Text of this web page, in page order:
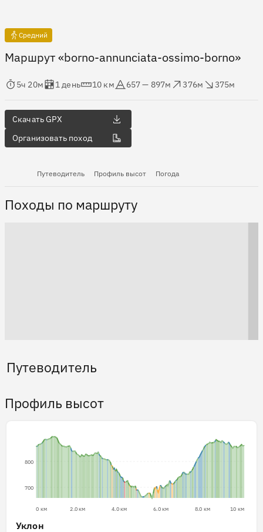
Средний
Маршрут «borno-annunciata-ossimo-borno»
в пути
5ч 20м
Оценка в днях
1 день
Дистанция
10 км
Абсолютная высота
657 — 897м
Набор высоты
376м
Сброс высоты
375м
Скачать GPX
Организовать поход
Путеводитель Профиль высот Погода
Походы по маршруту
Путеводитель
Профиль высот
700
800
0 км 2.0 км 4.0 км 6.0 км 8.0 км 10 км
Уклон